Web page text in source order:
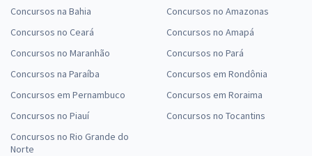
Concursos na Bahia
Concursos no Ceará
Concursos no Maranhão
Concursos na Paraíba
Concursos em Pernambuco
Concursos no Piauí
Concursos no Rio Grande do
Norte
Concursos no Amazonas
Concursos no Amapá
Concursos no Pará
Concursos em Rondônia
Concursos em Roraima
Concursos no Tocantins